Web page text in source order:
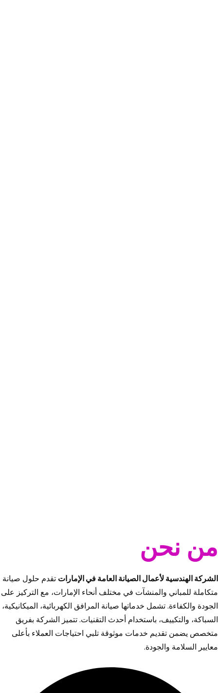
من نحن
الشركة الهندسية لأعمال الصيانة العامة في الإمارات تقدم حلول صيانة
متكاملة للمباني والمنشآت في مختلف أنحاء الإمارات، مع التركيز على
الجودة والكفاءة. تشمل خدماتها صيانة المرافق الكهربائية، الميكانيكية،
السباكة، والتكييف، باستخدام أحدث التقنيات. تتميز الشركة بفريق
متخصص يضمن تقديم خدمات موثوقة تلبي احتياجات العملاء بأعلى
معايير السلامة والجودة.